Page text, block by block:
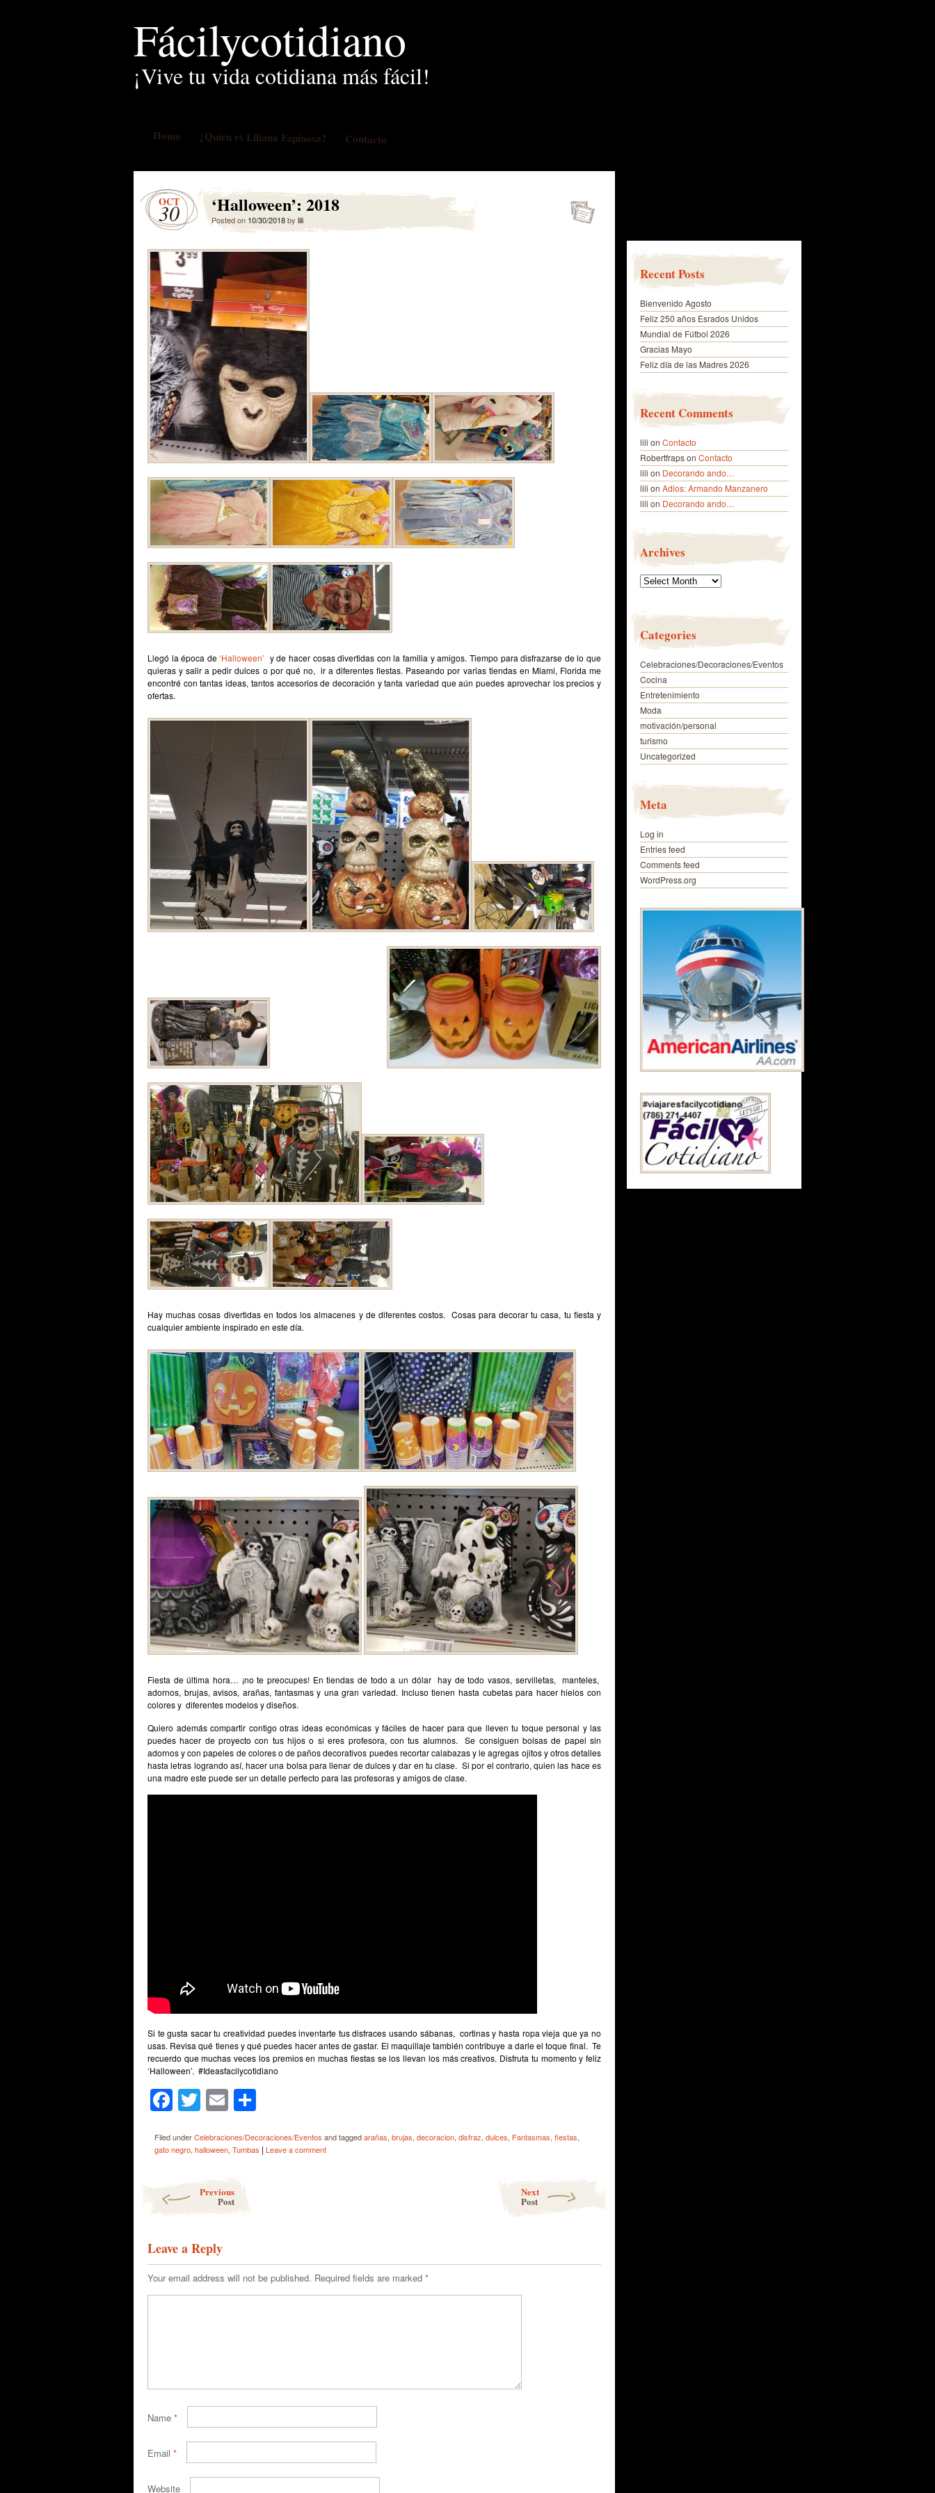
Fácilycotidiano
¡Vive tu vida cotidiana más fácil!
Home ¿Quién es Liliana Espinosa? Contacto
OCT
30 ‘Halloween’: 2018
Posted on 10/30/2018by lili
Llegó la época de‘Halloween’ y de hacer cosas divertidas con la familia y amigos. Tiempo para disfrazarse de lo que
quieras y salir a pedir dulces o por qué no, ir a diferentes fiestas. Paseando por varias tiendas en Miami, Florida me
encontré con tantas ideas, tantos accesorios de decoración y tanta variedad que aún puedes aprovechar los precios y
ofertas.
Hay muchas cosas divertidas en todos los almacenes y de diferentes costos. Cosas para decorar tu casa, tu fiesta y
cualquier ambiente inspirado en este día.
Fiesta de última hora… ¡no te preocupes! En tiendas de todo a un dólar hay de todo vasos, servilletas, manteles,
adornos, brujas, avisos, arañas, fantasmas y una gran variedad. Incluso tienen hasta cubetas para hacer hielos con
colores y diferentes modelos y diseños.
Quiero además compartir contigo otras ideas económicas y fáciles de hacer para que lleven tu toque personal y las
puedes hacer de proyecto con tus hijos o si eres profesora, con tus alumnos. Se consiguen bolsas de papel sin
adornos y con papeles de colores o de paños decorativos puedes recortar calabazas y le agregas ojitos y otros detalles
hasta letras logrando así, hacer una bolsa para llenar de dulces y dar en tu clase. Si por el contrario, quien las hace es
una madre este puede ser un detalle perfecto para las profesoras y amigos de clase.
Si te gusta sacar tu creatividad puedes inventarte tus disfraces usando sábanas, cortinas y hasta ropa vieja que ya no
usas. Revisa qué tienes y qué puedes hacer antes de gastar. El maquillaje también contribuye a darle el toque final. Te
recuerdo que muchas veces los premios en muchas fiestas se los llevan los más creativos. Disfruta tu momento y feliz
‘Halloween’. #Ideasfacilycotidiano
Facebook
Twitter
Email
Filed underCelebraciones/Decoraciones/Eventos and taggedarañas, brujas, decoracion, disfraz, dulces, Fantasmas, fiestas,
gato negro, halloween, Tumbas | Leave a comment
Previous
Post
Next
Post
Leave a Reply
Your email address will not be published. Required fields are marked *
Name *
Email *
Website
Recent Posts
Bienvenido Agosto
Feliz 250 años Esrados Unidos
Mundial de Fútbol 2026
Gracias Mayo
Feliz día de las Madres 2026
Recent Comments
lili on Contacto
Robertfrapson Contacto
lili on Decorando ando…
lili on Adios: Armando Manzanero
lili on Decorando ando…
Archives
Archives
Categories
Celebraciones/Decoraciones/Eventos
Cocina
Entretenimiento
Moda
motivación/personal
turismo
Uncategorized
Meta
Log in
Entries feed
Comments feed
WordPress.org